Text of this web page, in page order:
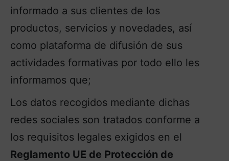
informado a sus clientes de los
productos, servicios y novedades, así
como plataforma de difusión de sus
actividades formativas por todo ello les
informamos que;
Los datos recogidos mediante dichas
redes sociales son tratados conforme a
los requisitos legales exigidos en el
Reglamento UE de Protección de